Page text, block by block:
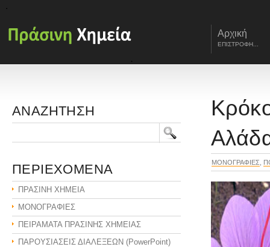
Αρχική
ΕΠΙΣΤΡΟΦΗ...
ΜΟΝΟΓΡΑΦΙΕΣ
ΑΝΑΖΗΤΗΣΗ
ΠΕΡΙΕΧΟΜΕΝΑ
ΠΡΑΣΙΝΗ ΧΗΜΕΙΑ
ΜΟΝΟΓΡΑΦΙΕΣ
ΠΕΙΡΑΜΑΤΑ ΠΡΑΣΙΝΗΣ ΧΗΜΕΙΑΣ
ΠΑΡΟΥΣΙΑΣΕΙΣ ΔΙΑΛΕΞΕΩΝ (PowerPoint)